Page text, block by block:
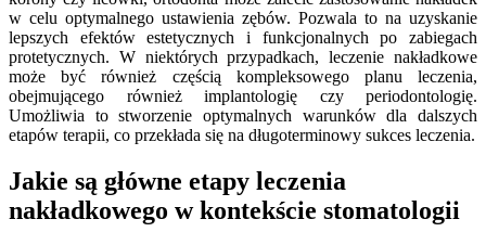
w celu optymalnego ustawienia zębów. Pozwala to na uzyskanie
lepszych efektów estetycznych i funkcjonalnych po zabiegach
protetycznych. W niektórych przypadkach, leczenie nakładkowe
może być również częścią kompleksowego planu leczenia,
obejmującego również implantologię czy periodontologię.
Umożliwia to stworzenie optymalnych warunków dla dalszych
etapów terapii, co przekłada się na długoterminowy sukces leczenia.
Jakie są główne etapy leczenia
nakładkowego w kontekście stomatologii